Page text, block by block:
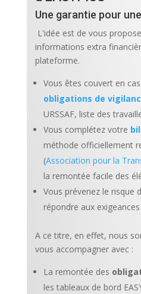
Une garantie pour
L'idée est de vous
informations extra
plateforme.
Vous êtes couvert en
obligations de
URSSAF, liste des
Vous complétez votre
méthode officiellement
(Association pour la
la remontée facile des
Vous prévenez le risque
répondre aux
A ce titre, en effet, nous
vous accompagner avec :
La remontée des
les tableaux de bord